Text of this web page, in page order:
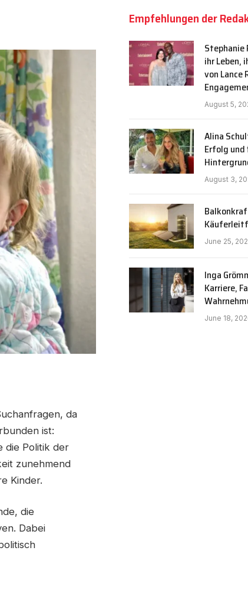
da
ist:
die Politik der
zunehmend
Kinder.
die
Dabei
Empfehlungen der
Stephanie
ihr Leben,
von Lance
August 5,
Alina
Erfolg
August 3,
June 25,
Inga
Karriere,
June 18,